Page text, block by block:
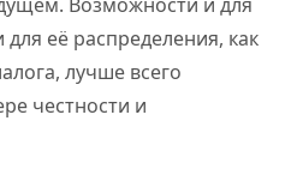
её распределения, как
лучше всего
честности и